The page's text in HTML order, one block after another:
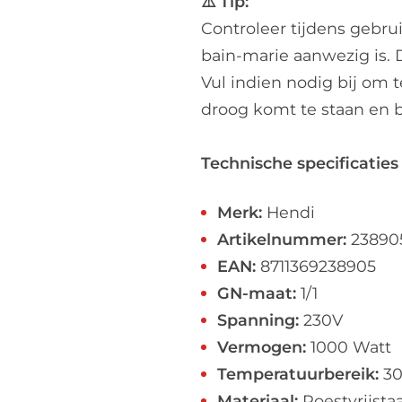
Controleer tijdens
bain-marie aanwezig is.
Vul indien nodig bij om
droog komt te staan en
Technische specificaties
Merk:Hendi
Artikelnummer:
EAN:8711369238905
GN-maat:1/1
Spanning:230V
Vermogen:1000 Watt
Temperatuurbereik: